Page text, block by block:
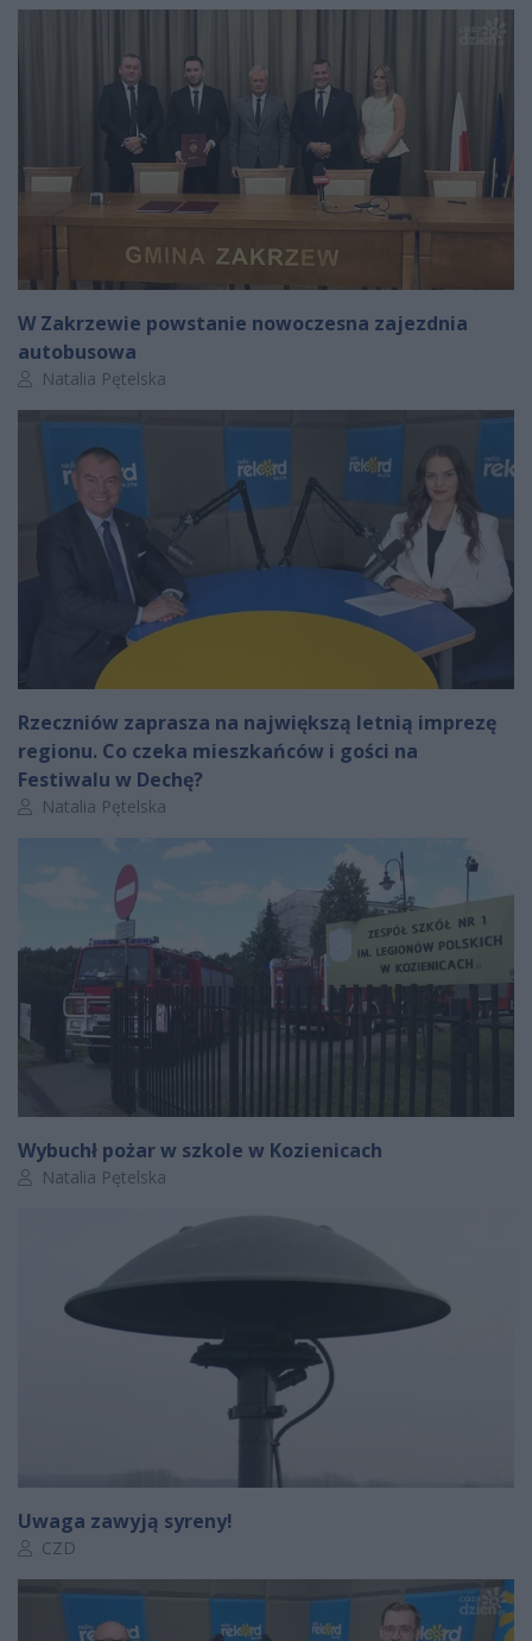
W Zakrzewie powstanie nowoczesna zajezdnia
autobusowa
Autor artykułu:
Natalia Pętelska
Rzeczniów zaprasza na największą letnią imprezę
regionu. Co czeka mieszkańców i gości na
Festiwalu w Dechę?
Autor artykułu:
Natalia Pętelska
Wybuchł pożar w szkole w Kozienicach
Autor artykułu:
Natalia Pętelska
Uwaga zawyją syreny!
Autor artykułu:
CZD